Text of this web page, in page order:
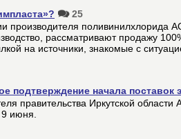
25
производителя поливинилхлорида
рассматривают продажу
на источники, знакомые с
подтверждение начала поставок
правительства Иркутской
июня.